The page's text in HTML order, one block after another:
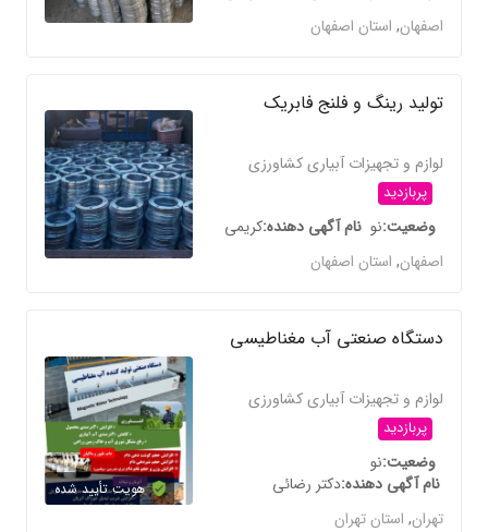
اصفهان,استان اصفهان
تولید رینگ و فلنج فابریک
لوازم و تجهیزات آبیاری کشاورزی
پربازدید
وضعیتنو نام آگهی دهندهکریمی
اصفهان,استان اصفهان
دستگاه صنعتی آب مغناطیسی
لوازم و تجهیزات آبیاری کشاورزی
پربازدید
وضعیتنو
نام آگهی دهندهدکتر رضائی
تهران,استان تهران
هویت تأیید شده